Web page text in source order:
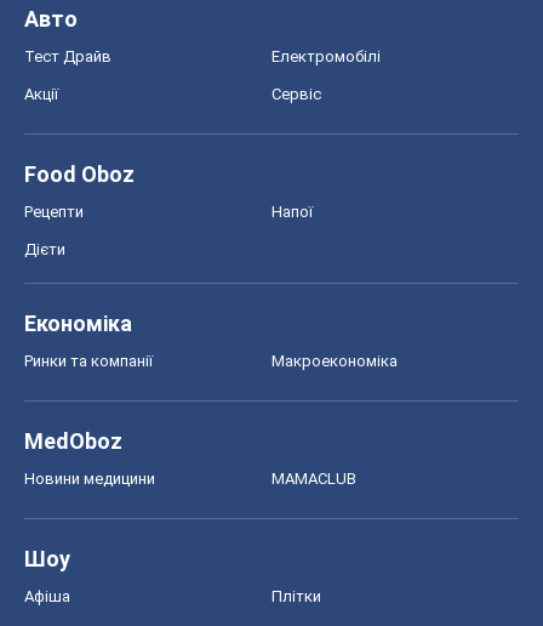
Авто
Тест Драйв Електромобілі
Акції Сервіс
Food Oboz
Рецепти Напої
Дієти
Економіка
Ринки та компанії Макроекономіка
MedOboz
Новини медицини MAMACLUB
Шоу
Афіша Плітки